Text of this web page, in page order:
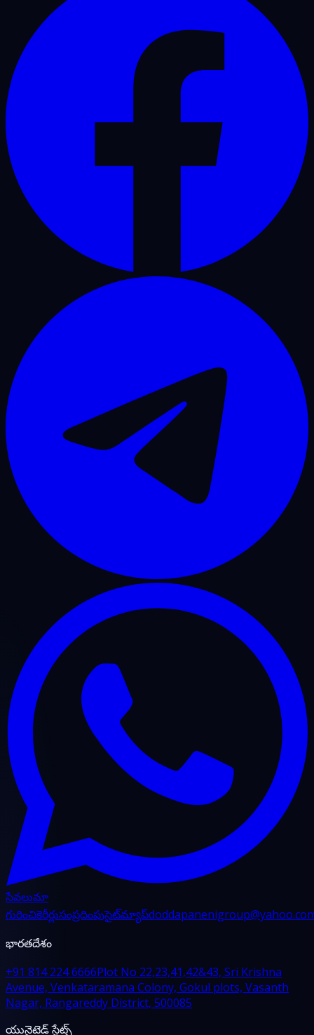
సేవలుమా
గురించికెరీర్లుసంప్రదింపుసైట్‌మ్యాప్
భారతదేశం
+91 814 224 6666Plot No 22,23,41,42&43, Sri Krishna
Avenue, Venkataramana Colony, Gokul plots, Vasanth
Nagar, Rangareddy District, 500085
యునైటెడ్ స్టేట్స్